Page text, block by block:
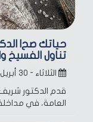
حياتك صح|
تناول الفسيخ
الثلاثاء - ٣٠ أبريل ٢٠٢٤
قدم الدكتور
العامة، في